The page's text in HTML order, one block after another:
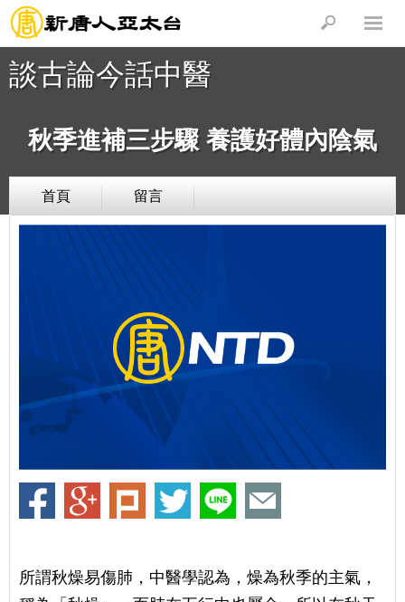
談古論今話中醫
秋季進補三步驟 養護好體內陰氣
首頁 留言
所謂秋燥易傷肺，中醫學認為，燥為秋季的主氣，